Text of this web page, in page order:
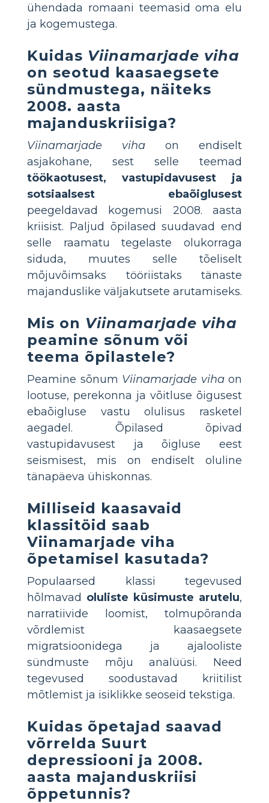
ühendada romaani teemasid oma elu
ja kogemustega.
Kuidas Viinamarjade viha
on seotud kaasaegsete
sündmustega, näiteks
2008. aasta
majanduskriisiga?
Viinamarjade viha on endiselt
asjakohane, sest selle teemad
töökaotusest, vastupidavusest ja
sotsiaalsest ebaõiglusest
peegeldavad kogemusi 2008. aasta
kriisist. Paljud õpilased suudavad end
selle raamatu tegelaste olukorraga
siduda, muutes selle tõeliselt
mõjuvõimsaks tööriistaks tänaste
majanduslike väljakutsete arutamiseks.
Mis on Viinamarjade viha
peamine sõnum või
teema õpilastele?
Peamine sõnum Viinamarjade vihaon
lootuse, perekonna ja võitluse õigusest
ebaõigluse vastu olulisus rasketel
aegadel. Õpilased õpivad
vastupidavusest ja õigluse eest
seismisest, mis on endiselt oluline
tänapäeva ühiskonnas.
Milliseid kaasavaid
klassitöid saab
Viinamarjade viha
õpetamisel kasutada?
Populaarsed klassi tegevused
hõlmavad oluliste küsimuste arutelu,
narratiivide loomist, tolmupõranda
võrdlemist kaasaegsete
migratsioonidega ja ajalooliste
sündmuste mõju analüüsi. Need
tegevused soodustavad kriitilist
mõtlemist ja isiklikke seoseid tekstiga.
Kuidas õpetajad saavad
võrrelda Suurt
depressiooni ja 2008.
aasta majanduskriisi
õppetunnis?